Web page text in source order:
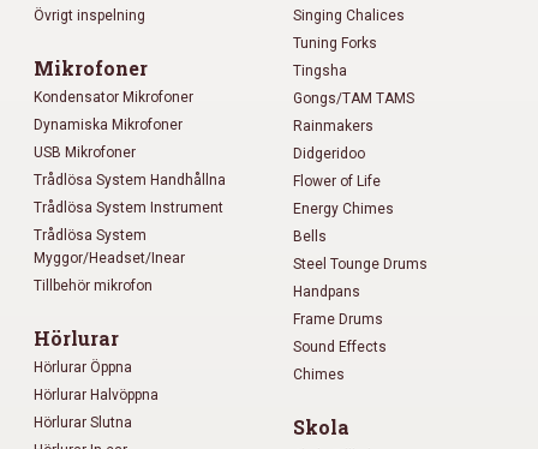
Övrigt inspelning
Mikrofoner
Kondensator Mikrofoner
Dynamiska Mikrofoner
USB Mikrofoner
Trådlösa System Handhållna
Trådlösa System Instrument
Trådlösa System
Myggor/Headset/Inear
Tillbehör mikrofon
Hörlurar
Hörlurar Öppna
Hörlurar Halvöppna
Hörlurar Slutna
Singing Chalices
Tuning Forks
Tingsha
Gongs/TAM TAMS
Rainmakers
Didgeridoo
Flower of Life
Energy Chimes
Bells
Steel Tounge Drums
Handpans
Frame Drums
Sound Effects
Chimes
Skola